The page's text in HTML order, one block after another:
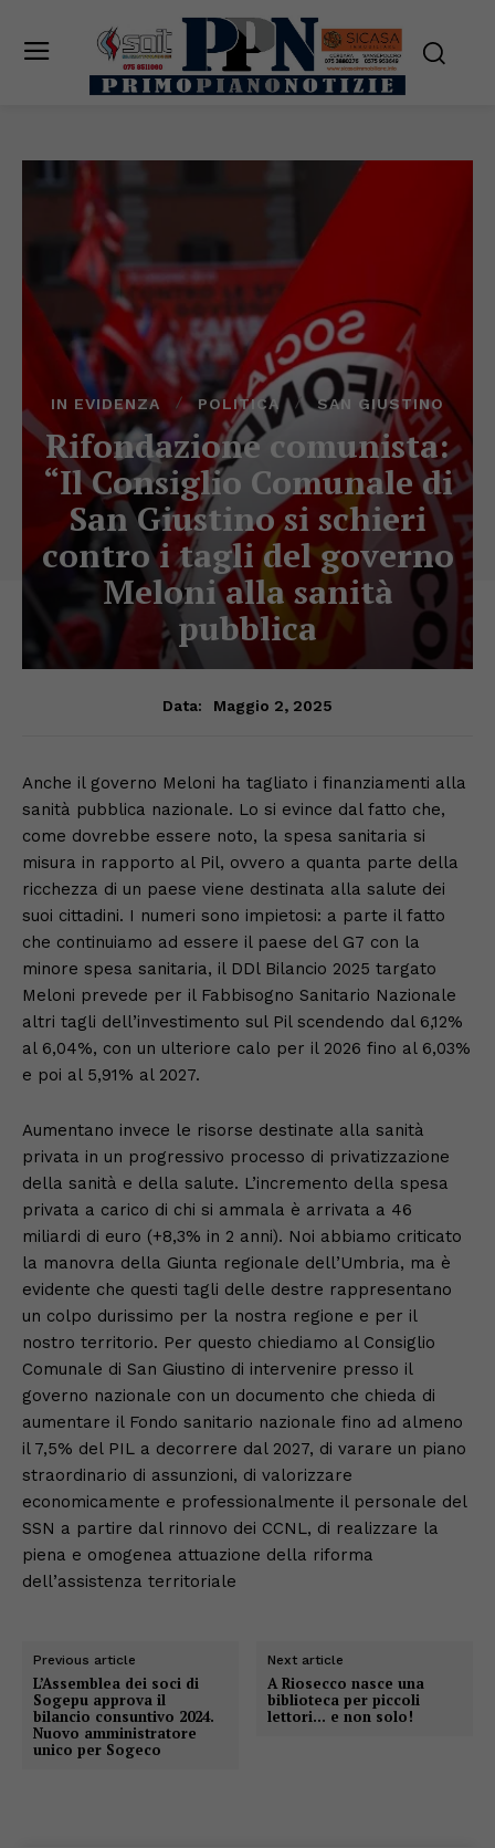
IN EVIDENZA POLITICA SAN GIUSTINO
Rifondazione comunista:
“Il Consiglio Comunale di
San Giustino si schieri
contro i tagli del governo
Meloni alla sanità
pubblica
Data: Maggio 2, 2025
Anche il governo Meloni ha tagliato i finanziamenti alla
sanità pubblica nazionale. Lo si evince dal fatto che,
come dovrebbe essere noto, la spesa sanitaria si
misura in rapporto al Pil, ovvero a quanta parte della
ricchezza di un paese viene destinata alla salute dei
suoi cittadini. I numeri sono impietosi: a parte il fatto
che continuiamo ad essere il paese del G7 con la
minore spesa sanitaria, il DDl Bilancio 2025 targato
Meloni prevede per il Fabbisogno Sanitario Nazionale
altri tagli dell’investimento sul Pil scendendo dal 6,12%
al 6,04%, con un ulteriore calo per il 2026 fino al 6,03%
e poi al 5,91% al 2027.
Aumentano invece le risorse destinate alla sanità
privata in un progressivo processo di privatizzazione
della sanità e della salute. L’incremento della spesa
privata a carico di chi si ammala è arrivata a 46
miliardi di euro (+8,3% in 2 anni). Noi abbiamo criticato
la manovra della Giunta regionale dell’Umbria, ma è
evidente che questi tagli delle destre rappresentano
un colpo durissimo per la nostra regione e per il
nostro territorio. Per questo chiediamo al Consiglio
Comunale di San Giustino di intervenire presso il
governo nazionale con un documento che chieda di
aumentare il Fondo sanitario nazionale fino ad almeno
il 7,5% del PIL a decorrere dal 2027, di varare un piano
straordinario di assunzioni, di valorizzare
economicamente e professionalmente il personale del
SSN a partire dal rinnovo dei CCNL, di realizzare la
piena e omogenea attuazione della riforma
dell’assistenza territoriale
Previous article
L’Assemblea dei soci di
Sogepu approva il
bilancio consuntivo 2024.
Nuovo amministratore
unico per Sogeco
Next article
A Riosecco nasce una
biblioteca per piccoli
lettori… e non solo!